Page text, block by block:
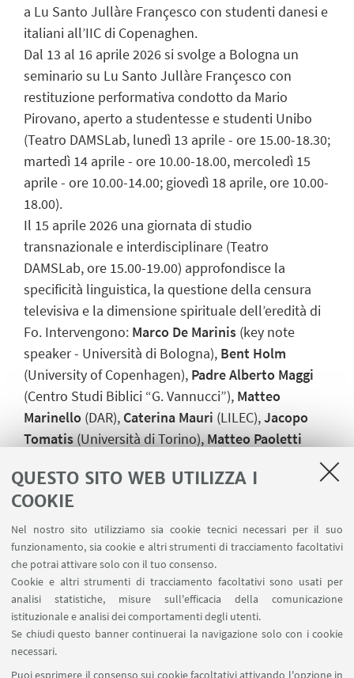
QUESTO SITO WEB UTILIZZA I
COOKIE
Nel nostro sito utilizziamo sia cookie tecnici necessari per il suo
funzionamento, sia cookie e altri strumenti di tracciamento facoltativi
che potrai attivare solo con il tuo consenso.
Cookie e altri strumenti di tracciamento facoltativi sono usati per
analisi statistiche, misure sull'efficacia della comunicazione
istituzionale e analisi dei comportamenti degli utenti.
Se chiudi questo banner continuerai la navigazione solo con i cookie
necessari.
Puoi esprimere il consenso sui cookie facoltativi attivando l'opzione in
a Lu Santo Jullàre Françesco con studenti danesi e
italiani all’IIC di Copenaghen.
Dal 13 al 16 aprile 2026 si svolge a Bologna un
seminario su Lu Santo Jullàre Françesco con
restituzione performativa condotto da Mario
Pirovano, aperto a studentesse e studenti Unibo
(Teatro DAMSLab, lunedì 13 aprile - ore 15.00-18.30;
martedì 14 aprile - ore 10.00-18.00, mercoledì 15
aprile - ore 10.00-14.00; giovedì 18 aprile, ore 10.00-
18.00).
Il 15 aprile 2026 una giornata di studio
transnazionale e interdisciplinare (Teatro
DAMSLab, ore 15.00-19.00) approfondisce la
specificità linguistica, la questione della censura
televisiva e la dimensione spirituale dell’eredità di
Fo. Intervengono: Marco De Marinis (key note
speaker - Università di Bologna), Bent Holm
(University of Copenhagen), Padre Alberto Maggi
(Centro Studi Biblici “G. Vannucci”), Matteo
Marinello (DAR),Caterina Mauri (LILEC),Jacopo
Tomatis(Università di Torino),Matteo Paoletti
studentesse del Corso di laurea magistrale in
Musica e Teatro.
INGRESSO GRATUITO fino ad esaurimento posti
con ritiro del coupon a partire dalle ore 18.45
IN EVIDENZA